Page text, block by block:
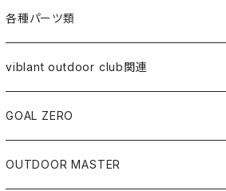
オイル
替え芯
クーラー・ジャグ
ジャグ
アウター系
スウェット
食器類
ケース類
バッグ類
各種パーツ類
コールマン関連
ペトロマックス関連
VAPALUX関連
viblant outdoor club関連
GOAL ZERO
OUTDOOR MASTER